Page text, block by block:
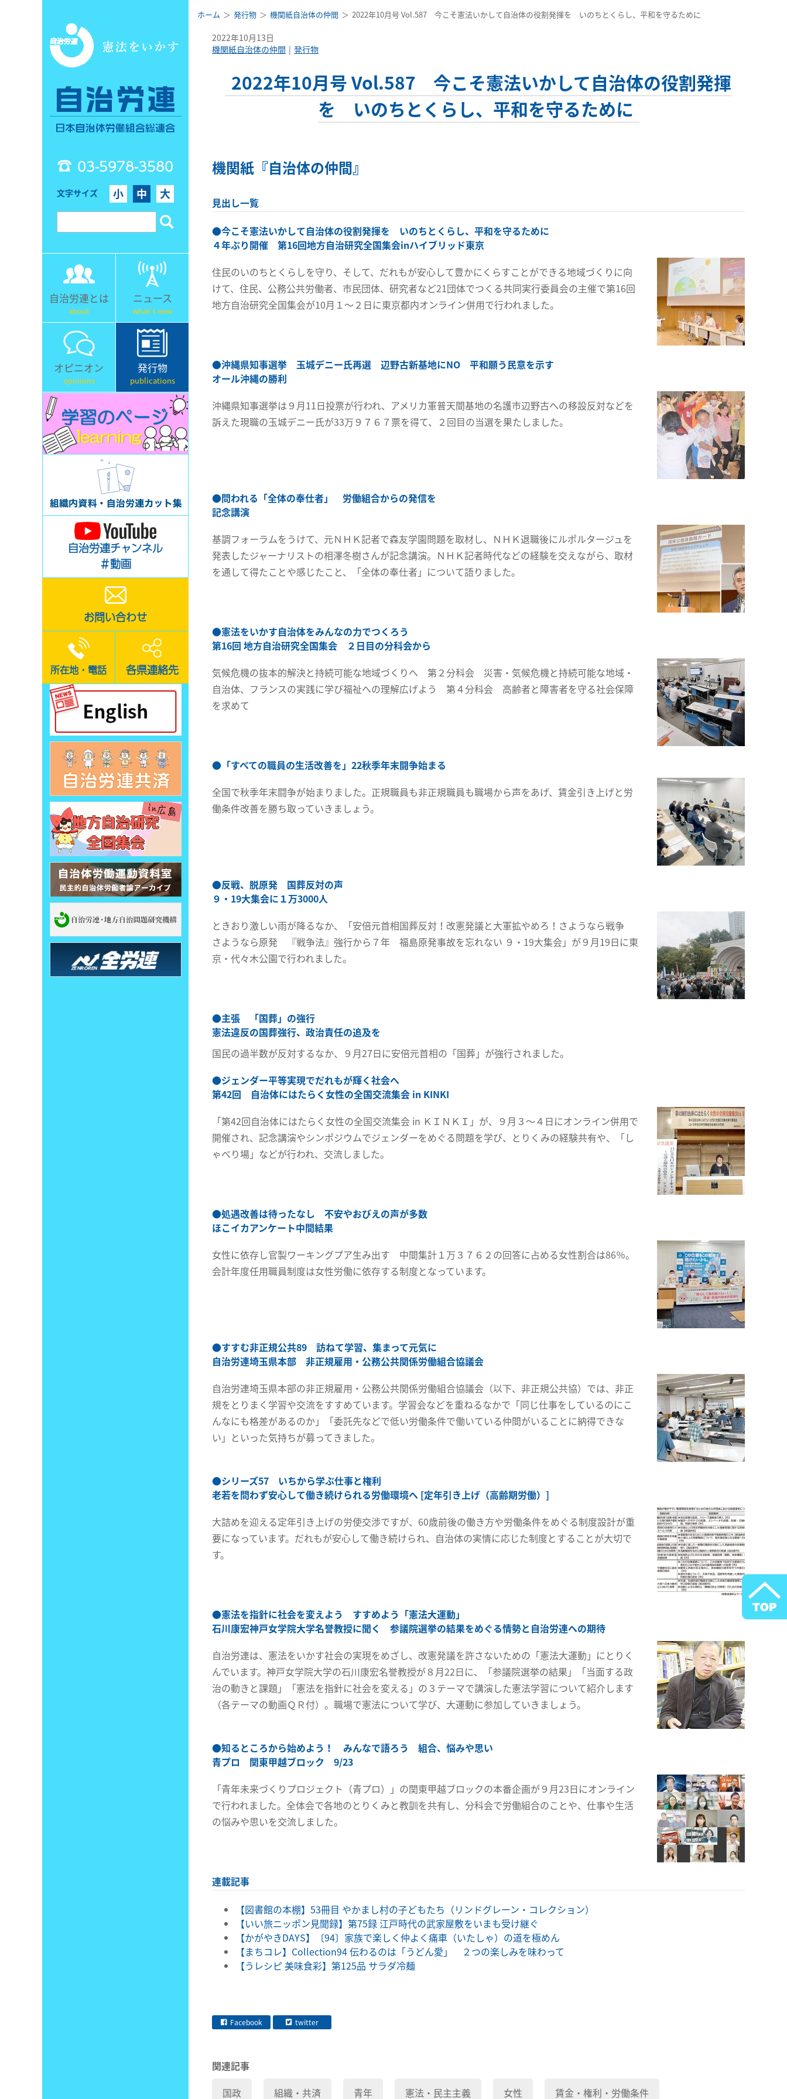
03-5978-3580
文字サイズ 小 中 大
自治労連とは
about
ニュース
what's new
オピニオン
opinions
発行物
publications
自治労連チャンネル
＃動画
お問い合わせ
所在地・電話 各県連絡先
ホーム 発行物 機関紙自治体の仲間 2022年10月号 Vol.587 今こそ憲法いかして自治体の役割発揮を いのちとくらし、平和を守るために
2022年10月13日
機関紙自治体の仲間
発行物
2022年10月号 Vol.587 今こそ憲法いかして自治体の役割発揮
を いのちとくらし、平和を守るために
機関紙『自治体の仲間』
見出し一覧
●今こそ憲法いかして自治体の役割発揮を いのちとくらし、平和を守るために
４年ぶり開催 第16回地方自治研究全国集会inハイブリッド東京
住民のいのちとくらしを守り、そして、だれもが安心して豊かにくらすことができる地域づくりに向
けて、住民、公務公共労働者、市民団体、研究者など21団体でつくる共同実行委員会の主催で第16回
地方自治研究全国集会が10月１～２日に東京都内オンライン併用で行われました。
●沖縄県知事選挙 玉城デニー氏再選 辺野古新基地にNO 平和願う民意を示す
オール沖縄の勝利
沖縄県知事選挙は９月11日投票が行われ、アメリカ軍普天間基地の名護市辺野古への移設反対などを
訴えた現職の玉城デニー氏が33万９７６７票を得て、２回目の当選を果たしました。
●問われる「全体の奉仕者」 労働組合からの発信を
記念講演
基調フォーラムをうけて、元ＮＨＫ記者で森友学園問題を取材し、ＮＨＫ退職後にルポルタージュを
発表したジャーナリストの相澤冬樹さんが記念講演。ＮＨＫ記者時代などの経験を交えながら、取材
を通して得たことや感じたこと、「全体の奉仕者」について語りました。
●憲法をいかす自治体をみんなの力でつくろう
第16回 地方自治研究全国集会 ２日目の分科会から
気候危機の抜本的解決と持続可能な地域づくりへ 第２分科会 災害・気候危機と持続可能な地域・
自治体、フランスの実践に学び福祉への理解広げよう 第４分科会 高齢者と障害者を守る社会保障
を求めて
● 「すべての職員の生活改善を」22秋季年末闘争始まる
全国で秋季年末闘争が始まりました。正規職員も非正規職員も職場から声をあげ、賃金引き上げと労
働条件改善を勝ち取っていきましょう。
●反戦、脱原発 国葬反対の声
９・19大集会に１万3000人
ときおり激しい雨が降るなか、「安倍元首相国葬反対！改憲発議と大軍拡やめろ！さようなら戦争
さようなら原発 『戦争法』強行から７年 福島原発事故を忘れない ９・19大集会」が９月19日に東
京・代々木公園で行われました。
●主張 「国葬」の強行
憲法違反の国葬強行、政治責任の追及を
国民の過半数が反対するなか、９月27日に安倍元首相の「国葬」が強行されました。
●ジェンダー平等実現でだれもが輝く社会へ
第42回 自治体にはたらく女性の全国交流集会 in KINKI
「第42回自治体にはたらく女性の全国交流集会 in ＫＩＮＫＩ」が、９月３～４日にオンライン併用で
開催され、記念講演やシンポジウムでジェンダーをめぐる問題を学び、とりくみの経験共有や、「し
ゃべり場」などが行われ、交流しました。
●処遇改善は待ったなし 不安やおびえの声が多数
ほこイカアンケート中間結果
女性に依存し官製ワーキングプア生み出す 中間集計１万３７６２の回答に占める女性割合は86％。
会計年度任用職員制度は女性労働に依存する制度となっています。
●すすむ非正規公共89 訪ねて学習、集まって元気に
自治労連埼玉県本部 非正規雇用・公務公共関係労働組合協議会
自治労連埼玉県本部の非正規雇用・公務公共関係労働組合協議会（以下、非正規公共協）では、非正
規をとりまく学習や交流をすすめています。学習会などを重ねるなかで「同じ仕事をしているのにこ
んなにも格差があるのか」「委託先などで低い労働条件で働いている仲間がいることに納得できな
い」といった気持ちが募ってきました。
●シリーズ57 いちから学ぶ仕事と権利
老若を問わず安心して働き続けられる労働環境へ [定年引き上げ（高齢期労働）]
大詰めを迎える定年引き上げの労使交渉ですが、60歳前後の働き方や労働条件をめぐる制度設計が重
要になっています。だれもが安心して働き続けられ、自治体の実情に応じた制度とすることが大切で
す。
●憲法を指針に社会を変えよう すすめよう「憲法大運動」
石川康宏神戸女学院大学名誉教授に聞く 参議院選挙の結果をめぐる情勢と自治労連への期待
自治労連は、憲法をいかす社会の実現をめざし、改憲発議を許さないための「憲法大運動」にとりく
んでいます。神戸女学院大学の石川康宏名誉教授が８月22日に、「参議院選挙の結果」「当面する政
治の動きと課題」「憲法を指針に社会を変える」の３テーマで講演した憲法学習について紹介します
（各テーマの動画ＱＲ付）。職場で憲法について学び、大運動に参加していきましょう。
●知るところから始めよう！ みんなで語ろう 組合、悩みや思い
青プロ 関東甲越ブロック 9/23
「青年未来づくりプロジェクト（青プロ）」の関東甲越ブロックの本番企画が９月23日にオンライン
で行われました。全体会で各地のとりくみと教訓を共有し、分科会で労働組合のことや、仕事や生活
の悩みや思いを交流しました。
連載記事
【図書館の本棚】53冊目 やかまし村の子どもたち（リンドグレーン・コレクション）
【いい旅ニッポン見聞録】第75録 江戸時代の武家屋敷をいまも受け継ぐ
【かがやきDAYS】〔94〕家族で楽しく仲よく痛車（いたしゃ）の道を極めん
【まちコレ】Collection94 伝わるのは「うどん愛」 ２つの楽しみを味わって
【うレシピ 美味食彩】第125品 サラダ冷麺
Facebook twitter
関連記事
国政
組織・共済 青年 憲法・民主主義 女性 賃金・権利・労働条件